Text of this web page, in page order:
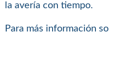
la avería con tiempo.
Para más información so